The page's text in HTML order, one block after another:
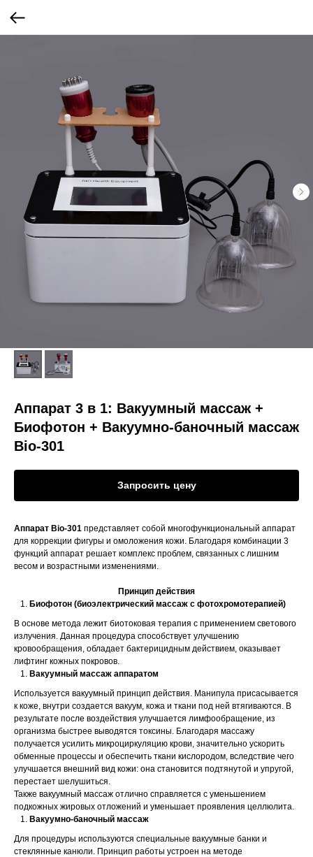
Аппарат 3 в 1: Вакуумный массаж +
Биофотон + Вакуумно-баночный массаж
Bio-301
Запросить цену
Аппарат Bio-301 представляет собой многофункциональный аппарат
для коррекции фигуры и омоложения кожи. Благодаря комбинации 3
функций аппарат решает комплекс проблем, связанных с лишним
весом и возрастными изменениями.
Принцип действия
Биофотон (биоэлектрический массаж с фотохромотерапией)
В основе метода лежит биотоковая терапия с применением светового
излучения. Данная процедура способствует улучшению
кровообращения, обладает бактерицидным действием, оказывает
лифтинг кожных покровов.
Вакуумный массаж аппаратом
Используется вакуумный принцип действия. Манипула присасывается
к коже, внутри создается вакуум, кожа и ткани под ней втягиваются. В
результате после воздействия улучшается лимфообращение, из
организма быстрее выводятся токсины. Благодаря массажу
получается усилить микроциркуляцию крови, значительно ускорить
обменные процессы и обеспечить ткани кислородом, вследствие чего
улучшается внешний вид кожи: она становится подтянутой и упругой,
перестает шелушиться.
Также вакуумный массаж отлично справляется с уменьшением
подкожных жировых отложений и уменьшает проявления целлюлита.
Вакуумно-баночный массаж
Для процедуры используются специальные вакуумные банки и
стеклянные канюли. Принцип работы устроен на методе